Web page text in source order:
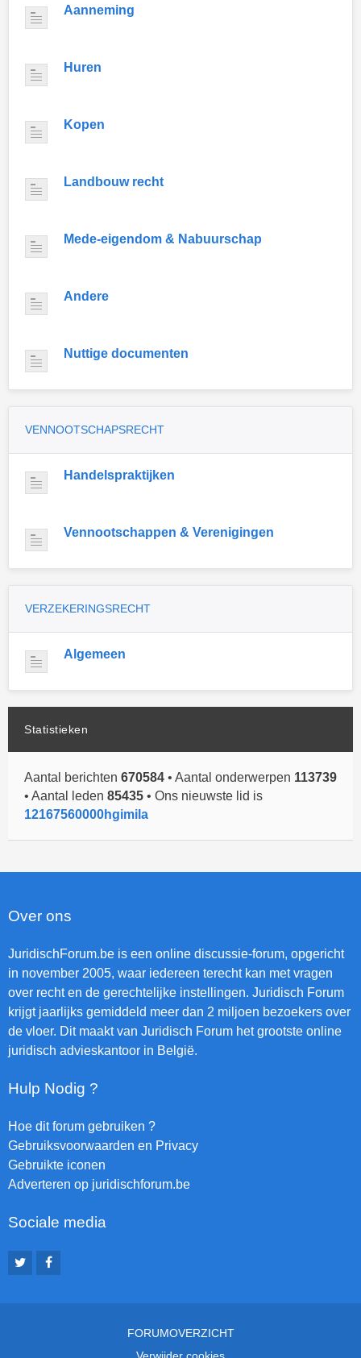
Aanneming
Huren
Kopen
Landbouw recht
Mede-eigendom & Nabuurschap
Andere
Nuttige documenten
VENNOOTSCHAPSRECHT
Handelspraktijken
Vennootschappen & Verenigingen
VERZEKERINGSRECHT
Algemeen
Statistieken
Aantal berichten 670584 • Aantal onderwerpen 113739
• Aantal leden 85435 • Ons nieuwste lid is
12167560000hgimila
Over ons
JuridischForum.be is een online discussie-forum, opgericht
in november 2005, waar iedereen terecht kan met vragen
over recht en de gerechtelijke instellingen. Juridisch Forum
krijgt jaarlijks gemiddeld meer dan 2 miljoen bezoekers over
de vloer. Dit maakt van Juridisch Forum het grootste online
juridisch advieskantoor in België.
Hulp Nodig ?
Hoe dit forum gebruiken ?
Gebruiksvoorwaarden en Privacy
Gebruikte iconen
Adverteren op juridischforum.be
Sociale media
FORUMOVERZICHT